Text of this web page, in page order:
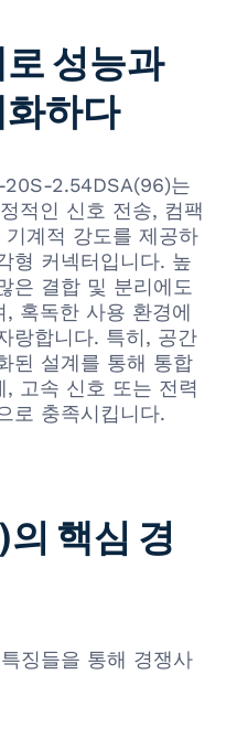
성능과
하다
2.54DSA(96)는
적인 신호 전송, 컴팩
계적 강도를 제공하
형 커넥터입니다. 높
은 결합 및 분리에도
혹독한 사용 환경에
랑합니다. 특히, 공간
된 설계를 통해 통합
, 고속 신호 또는 전력
로 충족시킵니다.
핵심 경
징들을 통해 경쟁사